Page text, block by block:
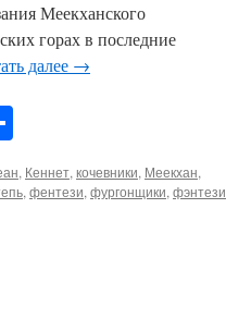
Меекханского
горах в последние
далее →
, Кеннет, кочевники, Меекхан,
, фентези, фургонщики, фэнтези